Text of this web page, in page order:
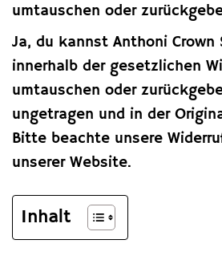
umtauschen oder
Ja, du kannst Anthoni Crown
innerhalb der gesetzlichen
umtauschen oder
ungetragen und in der
Bitte beachte unsere
unserer Website.
Inhalt